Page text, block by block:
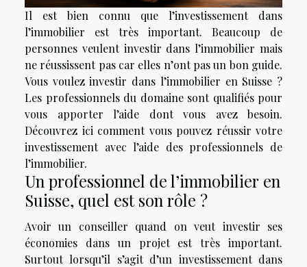
Il est bien connu que l’investissement dans
l’immobilier est très important. Beaucoup de
personnes veulent investir dans l’immobilier mais
ne réussissent pas car elles n’ont pas un bon guide.
Vous voulez investir dans l’immobilier en Suisse ?
Les professionnels du domaine sont qualifiés pour
vous apporter l’aide dont vous avez besoin.
Découvrez ici comment vous pouvez réussir votre
investissement avec l’aide des professionnels de
l’immobilier.
Un professionnel de l’immobilier en
Suisse, quel est son rôle ?
Avoir un conseiller quand on veut investir ses
économies dans un projet est très important.
Surtout lorsqu’il s’agit d’un investissement dans